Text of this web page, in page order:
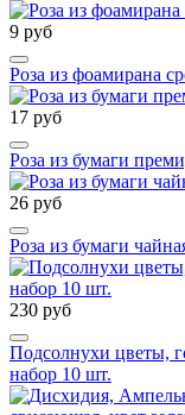
9 руб
Роза из фоамирана
17 руб
Роза из бумаги
26 руб
Роза из бумаги
230 руб
Подсолнухи цветы,
набор 10 шт.